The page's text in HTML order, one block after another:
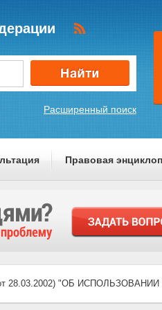
Расширенный поиск
Правовая
28.03.2002) "ОБ